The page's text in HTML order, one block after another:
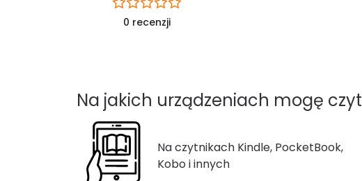
0 recenzji
Na jakich urządzeniach mogę
Na czytnikach Kindle, PocketBook,
Kobo i innych